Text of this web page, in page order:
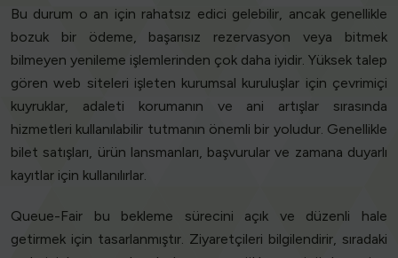
Bu durum o an için rahatsız edici gelebilir, ancak genellikle
bozuk bir ödeme, başarısız rezervasyon veya bitmek
bilmeyen yenileme işlemlerinden çok daha iyidir. Yüksek talep
gören web siteleri işleten kurumsal kuruluşlar için çevrimiçi
kuyruklar, adaleti korumanın ve ani artışlar sırasında
hizmetleri kullanılabilir tutmanın önemli bir yoludur. Genellikle
bilet satışları, ürün lansmanları, başvurular ve zamana duyarlı
kayıtlar için kullanılırlar.
Queue-Fair bu bekleme sürecini açık ve düzenli hale
getirmek için tasarlanmıştır. Ziyaretçileri bilgilendirir, sıradaki